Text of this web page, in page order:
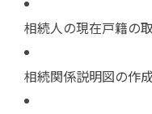
相続人の現在戸籍の
相続関係説明図の作